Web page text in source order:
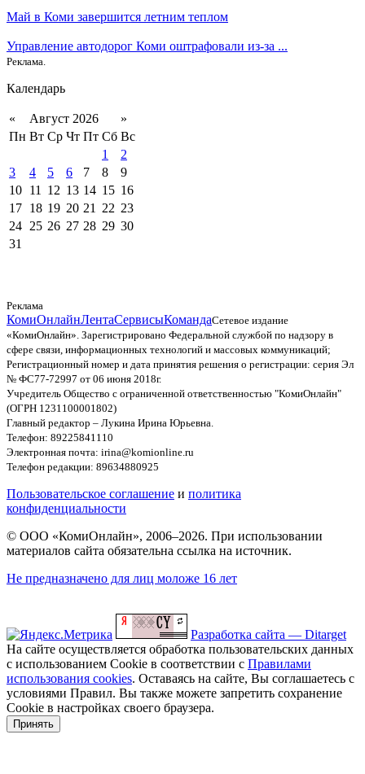
Май в Коми завершится летним теплом
Управление автодорог Коми оштрафовали из-за ...
Реклама.
Календарь
« Август 2026
»
Пн Вт Ср Чт Пт Сб Вс
1
2
3
4 5 6 7 8
9
10 11 12 13 14 15 16
17 18 19 20 21 22 23
24 25 26 27 28 29 30
31
Реклама
КомиОнлайнЛентаСервисыКомандаСетевое издание
«КомиОнлайн». Зарегистрировано Федеральной службой по надзору в
сфере связи, информационных технологий и массовых коммуникаций;
Регистрационный номер и дата принятия решения о регистрации: серия Эл
№ ФС77-72997 от 06 июня 2018г.
Учредитель Общество с ограниченной ответственностью "КомиОнлайн"
(ОГРН 1231100001802)
Главный редактор – Лукина Ирина Юрьевна.
Телефон: 89225841110
Электронная почта: irina@komionline.ru
Телефон редакции: 89634880925
Пользовательское соглашение и политика
конфиденциальности
© ООО «КомиОнлайн», 2006–2026. При использовании
материалов сайта обязательна ссылка на источник.
Не предназначено для лиц моложе 16 лет
Разработка сайта — Ditarget
На сайте осуществляется обработка пользовательских данных
с использованием Cookie в соответствии с Правилами
использования cookies. Оставаясь на сайте, Вы соглашаетесь с
условиями Правил. Вы также можете запретить сохранение
Cookie в настройках своего браузера.
Принять